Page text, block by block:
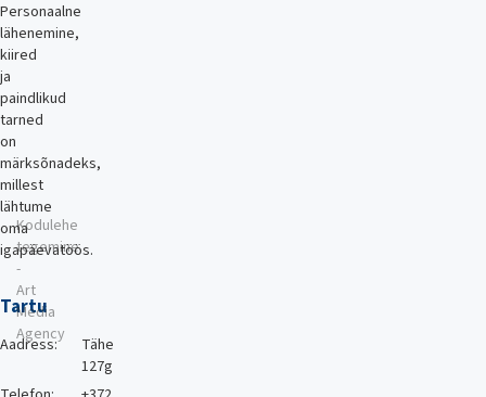
Personaalne
lähenemine,
kiired
ja
paindlikud
tarned
on
märksõnadeks,
millest
lähtume
oma
igapäevatöös.
Tartu
Aadress:
Tähe
127g
Kodulehe
tegemine
-
Art
Media
Agency